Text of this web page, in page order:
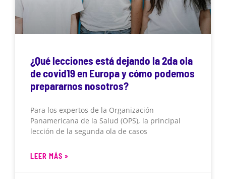
¿Qué lecciones está dejando la 2da ola
de covid19 en Europa y cómo podemos
prepararnos nosotros?
Para los expertos de la Organización
Panamericana de la Salud (OPS), la principal
lección de la segunda ola de casos
LEER MÁS »